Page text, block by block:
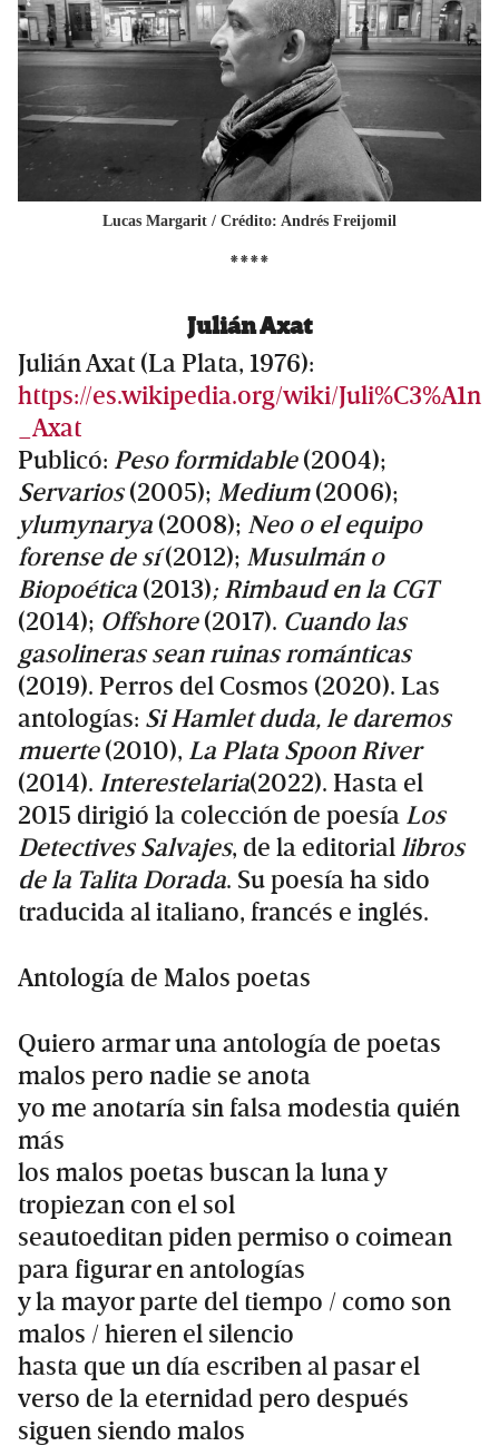
Lucas Margarit / Crédito: Andrés Freijomil
****
Julián Axat
Julián Axat (La Plata, 1976):
https://es.wikipedia.org/wiki/Juli%C3%A1n
_Axat
Publicó: Peso formidable(2004);
Servarios(2005); Medium(2006);
ylumynarya (2008); Neo o el equipo
forense de sí(2012); Musulmán o
Biopoética (2013); Rimbaud en la CGT
(2014); Offshore(2017). Cuando las
gasolineras sean ruinas románticas
(2019). Perros del Cosmos (2020). Las
antologías: Si Hamlet duda, le daremos
muerte(2010), La Plata Spoon River
(2014). Interestelaria(2022). Hasta el
2015 dirigió la colección de poesía Los
Detectives Salvajes, de la editoriallibros
de la Talita Dorada. Su poesía ha sido
traducida al italiano, francés e inglés.
Antología de Malos poetas
Quiero armar una antología de poetas
malos pero nadie se anota
yo me anotaría sin falsa modestia quién
más
los malos poetas buscan la luna y
tropiezan con el sol
seautoeditan piden permiso o coimean
para figurar en antologías
y la mayor parte del tiempo / como son
malos / hieren el silencio
hasta que un día escriben al pasar el
verso de la eternidad pero después
siguen siendo malos